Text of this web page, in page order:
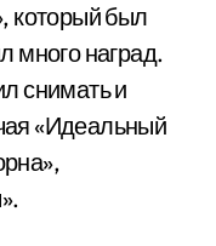
который был
много наград.
снимать и
«Идеальный